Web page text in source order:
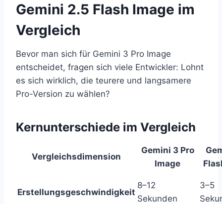
Gemini 2.5 Flash Image im
Vergleich
Bevor man sich für Gemini 3 Pro Image
entscheidet, fragen sich viele Entwickler: Lohnt
es sich wirklich, die teurere und langsamere
Pro-Version zu wählen?
Kernunterschiede im Vergleich
Vergleichsdimension
Gemini 3 Pro
Image
Erstellungsgeschwindigkeit
8–12
Sekunden
3–5